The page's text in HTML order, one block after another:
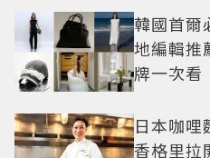
韓國首爾
地編輯推
牌一次看
日本咖哩
香格里拉